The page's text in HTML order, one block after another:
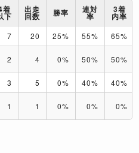
着
下
出走
回数 勝率 連対
率
3着
内率
7 20 25% 55% 65%
2 4 0% 50% 50%
3 5 0% 40% 40%
1 1 0% 0% 0%